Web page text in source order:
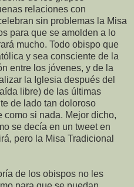
relaciones con
sin problemas la Misa
para que se amolden a lo
mucho. Todo obispo que
y sea consciente de la
entre los jóvenes, y de la
la Iglesia después del
libre) de las últimas
de lado tan doloroso
como si nada. Mejor dicho,
se decía en un tweet en
pero la Misa Tradicional
de los obispos no les